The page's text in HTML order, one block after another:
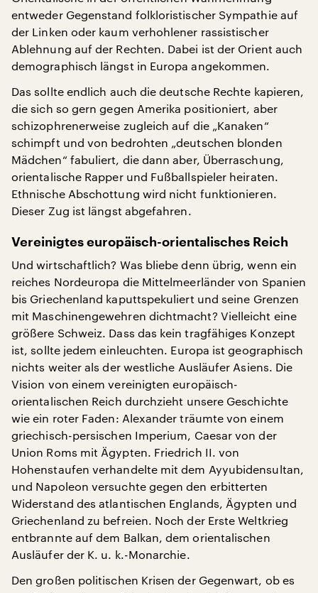
entweder Gegenstand folkloristischer Sympathie auf
der Linken oder kaum verhohlener rassistischer
Ablehnung auf der Rechten. Dabei ist der Orient auch
demographisch längst in Europa angekommen.
Das sollte endlich auch die deutsche Rechte kapieren,
die sich so gern gegen Amerika positioniert, aber
schizophrenerweise zugleich auf die „Kanaken“
schimpft und von bedrohten „deutschen blonden
Mädchen“ fabuliert, die dann aber, Überraschung,
orientalische Rapper und Fußballspieler heiraten.
Ethnische Abschottung wird nicht funktionieren.
Dieser Zug ist längst abgefahren.
Vereinigtes europäisch-orientalisches Reich
Und wirtschaftlich? Was bliebe denn übrig, wenn ein
reiches Nordeuropa die Mittelmeerländer von Spanien
bis Griechenland kaputtspekuliert und seine Grenzen
mit Maschinengewehren dichtmacht? Vielleicht eine
größere Schweiz. Dass das kein tragfähiges Konzept
ist, sollte jedem einleuchten. Europa ist geographisch
nichts weiter als der westliche Ausläufer Asiens. Die
Vision von einem vereinigten europäisch-
orientalischen Reich durchzieht unsere Geschichte
wie ein roter Faden: Alexander träumte von einem
griechisch-persischen Imperium, Caesar von der
Union Roms mit Ägypten. Friedrich II. von
Hohenstaufen verhandelte mit dem Ayyubidensultan,
und Napoleon versuchte gegen den erbitterten
Widerstand des atlantischen Englands, Ägypten und
Griechenland zu befreien. Noch der Erste Weltkrieg
entbrannte auf dem Balkan, dem orientalischen
Ausläufer der K. u. k.-Monarchie.
Den großen politischen Krisen der Gegenwart, ob es